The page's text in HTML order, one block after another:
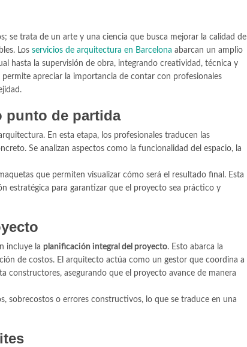
se trata de un arte y una ciencia que busca mejorar la calidad de
Los servicios de arquitectura en Barcelona abarcan un amplio
hasta la supervisión de obra, integrando creatividad, técnica y
apreciar la importancia de contar con profesionales
punto de partida
En esta etapa, los profesionales traducen las
Se analizan aspectos como la funcionalidad del espacio, la
que permiten visualizar cómo será el resultado final. Esta
estratégica para garantizar que el proyecto sea práctico y
incluye la planificación integral del proyecto. Esto abarca la
de costos. El arquitecto actúa como un gestor que coordina a
constructores, asegurando que el proyecto avance de manera
sobrecostos o errores constructivos, lo que se traduce en una